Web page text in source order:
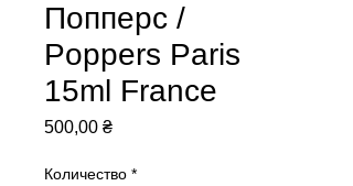
Попперс /
Poppers Paris
15ml France
500,00 ₴Цена
Количество *